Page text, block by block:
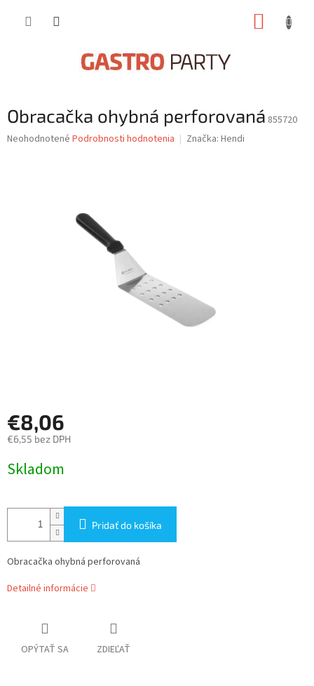
Obracačka ohybná perforovaná 855720
Priemerné
Neohodnotené Podrobnosti hodnotenia Značka: Hendi
€8,06
€6,55 bez DPH
cena:
Skladom
Pridať do košíka
Obracačka ohybná perforovaná
Detailné informácie
OPÝTAŤ SA ZDIEĽAŤ